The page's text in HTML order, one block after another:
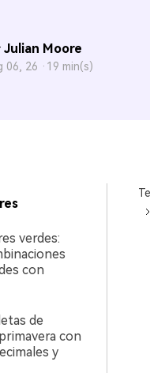
Julian Moore
06, 26 · 19 min(s)
verdes:
con
de
con
y